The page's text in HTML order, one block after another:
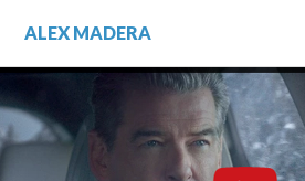
contenido.
ALEX MADERA